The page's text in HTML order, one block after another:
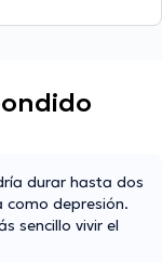
durar hasta dos
depresión.
sencillo vivir el